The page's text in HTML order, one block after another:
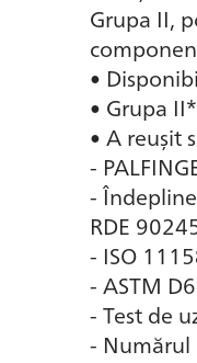
Grupa II,
•
• Grupa
• A reușit
-
-
RDE
- ISO
- ASTM
- Test de
- Numărul